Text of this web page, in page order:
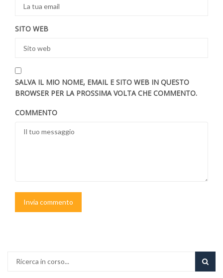
SITO WEB
SALVA IL MIO NOME, EMAIL E SITO WEB IN QUESTO
BROWSER PER LA PROSSIMA VOLTA CHE COMMENTO.
COMMENTO